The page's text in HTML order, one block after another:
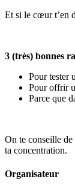
Et si le cœur t’en
3 (très) bonnes
Pour tester
Pour offrir
Parce que
On te conseille de
ta concentration.
Organisateur